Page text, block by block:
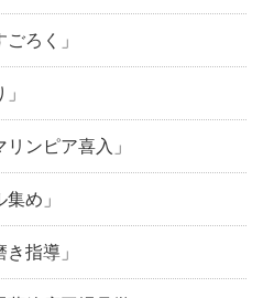
ろく」
ンピア喜入」
め」
指導」